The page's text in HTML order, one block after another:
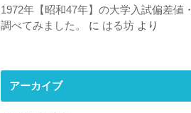
1972年【昭和47年】の大学入試偏差値
調べてみました。
に はる坊 より
アーカイブ